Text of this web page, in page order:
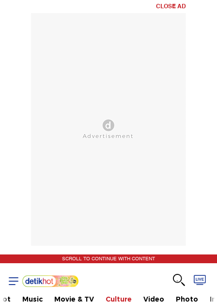
CLOSE AD
SCROLL TO CONTINUE WITH CONTENT
Music Movie & TV Culture Video Photo